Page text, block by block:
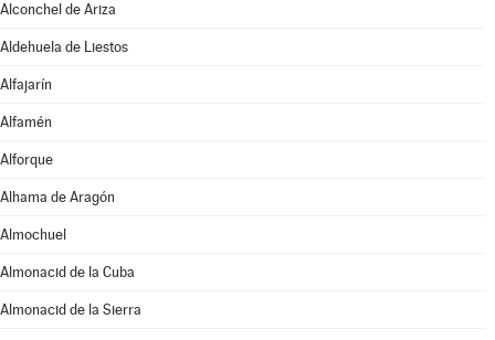
Alconchel de Ariza
Aldehuela de Liestos
Alfajarín
Alfamén
Alforque
Alhama de Aragón
Almochuel
Almonacid de la Cuba
Almonacid de la Sierra